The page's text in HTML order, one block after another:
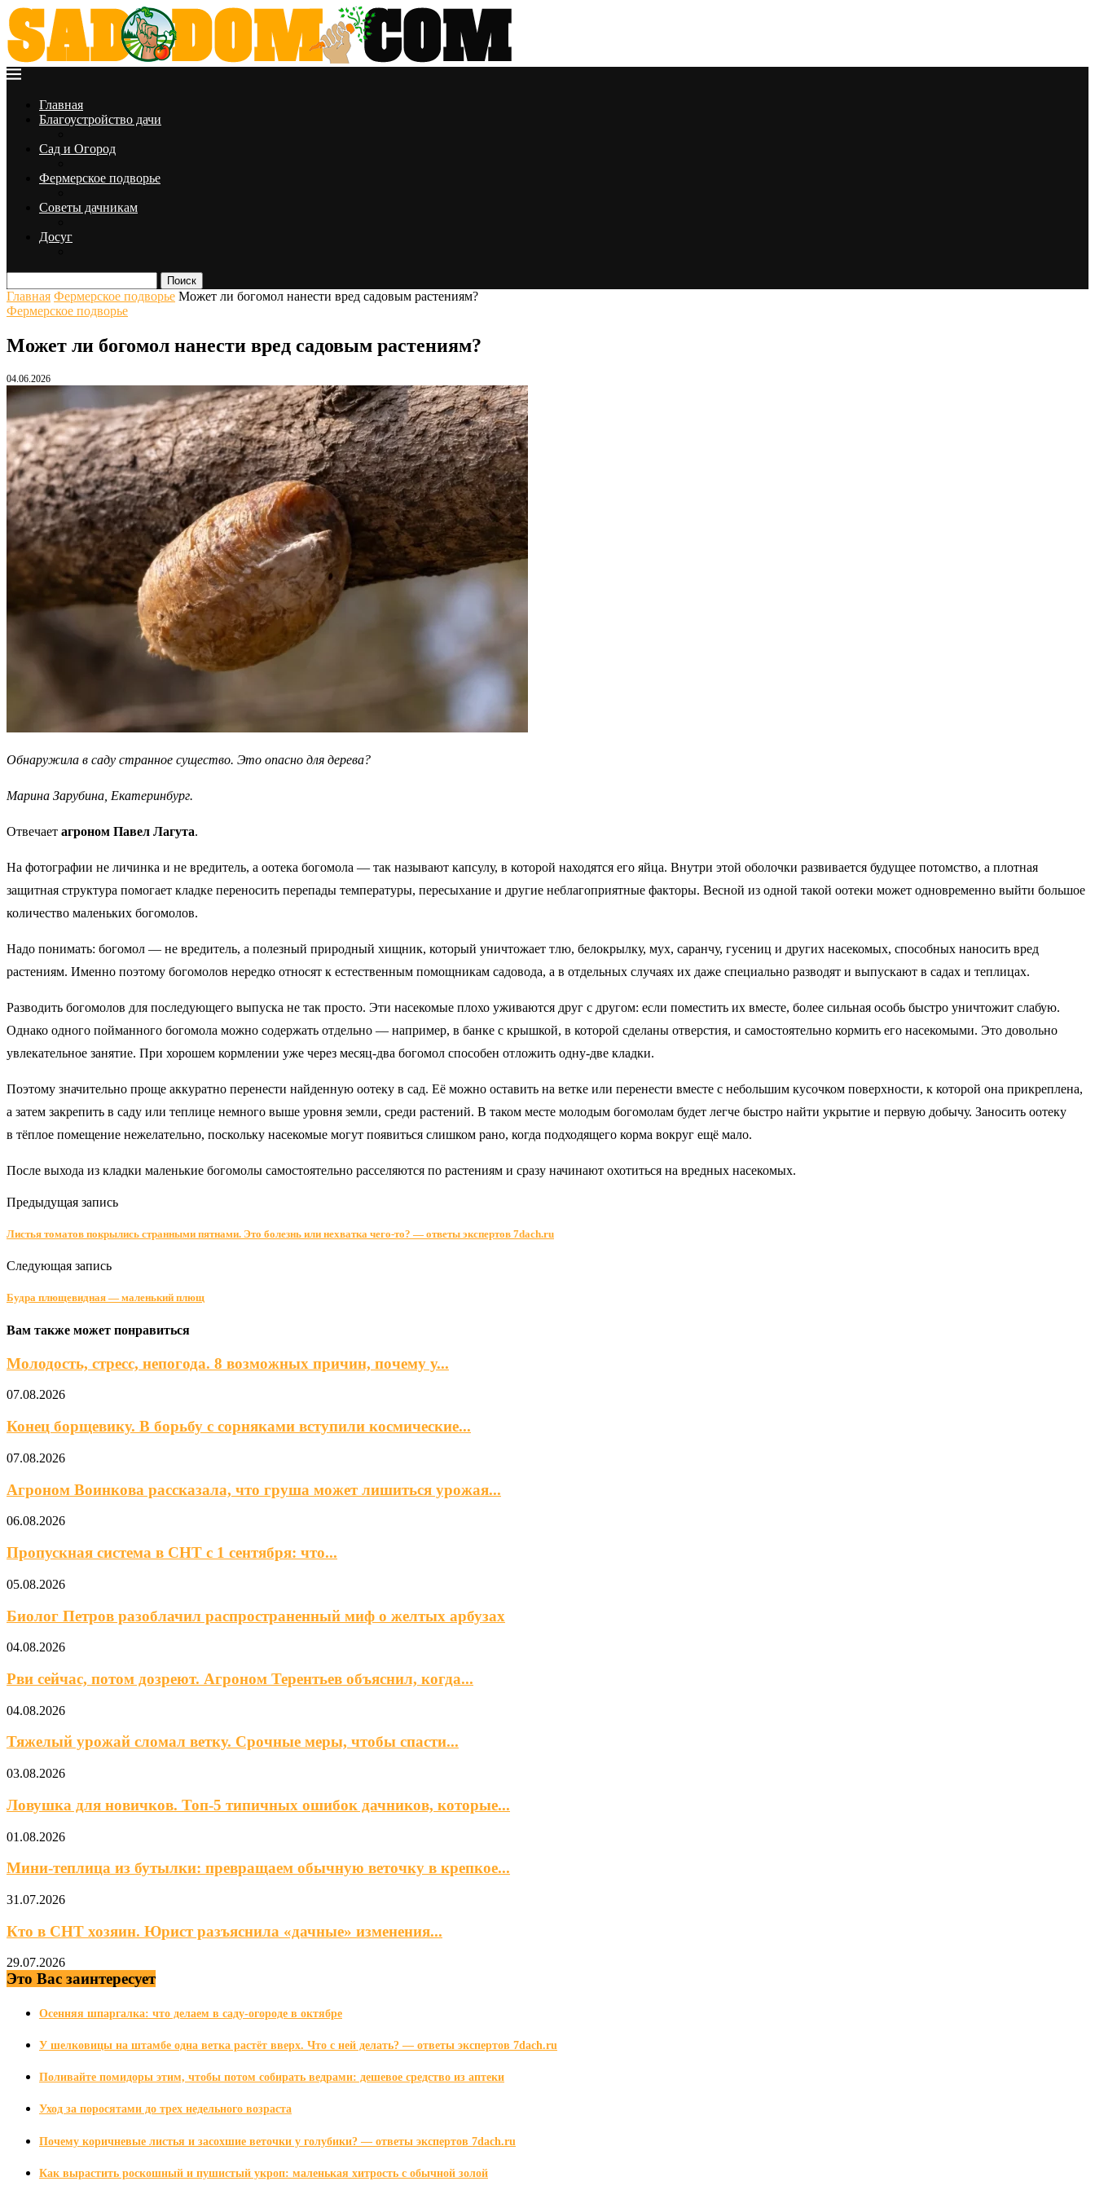
Главная
Благоустройство дачи
Сад и Огород
Фермерское подворье
Советы дачникам
Досуг
Поиск
Главная Фермерское подворье Может ли богомол нанести вред садовым растениям?
Фермерское подворье
Может ли богомол нанести вред садовым растениям?
04.06.2026
Обнаружила в саду странное существо. Это опасно для дерева?
Марина Зарубина, Екатеринбург.
Отвечает агроном Павел Лагута.
На фотографии не личинка и не вредитель, а оотека богомола — так называют капсулу, в которой находятся его яйца. Внутри этой оболочки развивается будущее потомство, а плотная
защитная структура помогает кладке переносить перепады температуры, пересыхание и другие неблагоприятные факторы. Весной из одной такой оотеки может одновременно выйти большое
количество маленьких богомолов.
Надо понимать: богомол — не вредитель, а полезный природный хищник, который уничтожает тлю, белокрылку, мух, саранчу, гусениц и других насекомых, способных наносить вред
растениям. Именно поэтому богомолов нередко относят к естественным помощникам садовода, а в отдель­ных случаях их даже специально разводят и выпускают в садах и теплицах.
Разводить богомолов для последующего выпуска не так просто. Эти насекомые плохо уживаются друг с другом: если поместить их вместе, более сильная особь быстро уничтожит слабую.
Однако одного пойманного богомола можно содержать отдельно — например, в банке с крышкой, в которой сделаны отверстия, и самостоятельно кормить его насекомыми. Это довольно
увлекательное занятие. При хорошем кормлении уже через месяц-два богомол способен отложить одну-две кладки.
Поэтому значительно проще аккуратно перенести найденную оотеку в сад. Её можно оставить на ветке или перенести вместе с небольшим кусочком поверх­ности, к которой она прикреплена,
а затем закрепить в саду или теплице немного выше уровня земли, среди растений. В таком месте молодым богомолам будет легче быстро найти укрытие и первую добычу. Заносить оотеку
в тёплое помещение нежелательно, поскольку насекомые могут появиться слишком рано, когда подходящего корма вокруг ещё мало.
После выхода из кладки маленькие богомолы самостоятельно расселяются по растениям и сразу начинают охотиться на вредных насекомых.
Предыдущая запись
Листья томатов покрылись странными пятнами. Это болезнь или нехватка чего-то? — ответы экспертов 7dach.ru
Следующая запись
Будра плющевидная — маленький плющ
Вам также может понравиться
Молодость, стресс, непогода. 8 возможных причин, почему у...
07.08.2026
Конец борщевику. В борьбу с сорняками вступили космические...
07.08.2026
Агроном Воинкова рассказала, что груша может лишиться урожая...
06.08.2026
Пропускная система в СНТ с 1 сентября: что...
05.08.2026
Биолог Петров разоблачил распространенный миф о желтых арбузах
04.08.2026
Рви сейчас, потом дозреют. Агроном Терентьев объяснил, когда...
04.08.2026
Тяжелый урожай сломал ветку. Срочные меры, чтобы спасти...
03.08.2026
Ловушка для новичков. Топ-5 типичных ошибок дачников, которые...
01.08.2026
Мини‑теплица из бутылки: превращаем обычную веточку в крепкое...
31.07.2026
Кто в СНТ хозяин. Юрист разъяснила «дачные» изменения...
29.07.2026
Это Вас заинтересует
Осенняя шпаргалка: что делаем в саду-огороде в октябре
У шелковицы на штамбе одна ветка растёт вверх. Что с ней делать? — ответы экспертов 7dach.ru
Поливайте помидоры этим, чтобы потом собирать ведрами: дешевое средство из аптеки
Уход за поросятами до трех недельного возраста
Почему коричневые листья и засохшие веточки у голубики? — ответы экспертов 7dach.ru
Как вырастить роскошный и пушистый укроп: маленькая хитрость с обычной золой